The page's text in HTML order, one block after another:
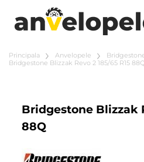
Principala Anvelopele
Bridgestone Blizzak Revo 2 185/65 R15
Bridgestone Blizzak
88Q